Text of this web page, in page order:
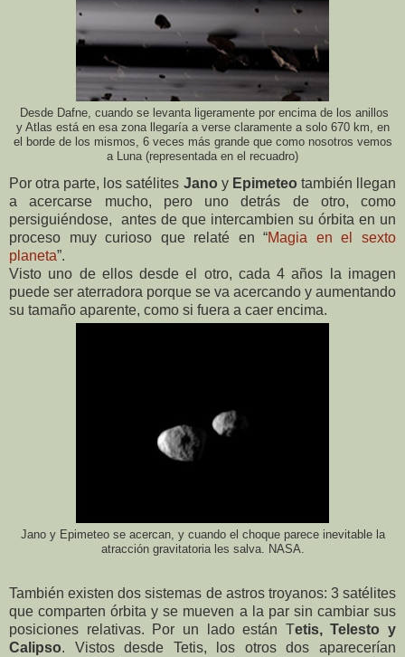
Desde Dafne, cuando se levanta ligeramente por encima de los anillos
y Atlas está en esa zona llegaría a verse claramente a solo 670 km, en
el borde de los mismos, 6 veces más grande que como nosotros vemos
a Luna (representada en el recuadro)
Por otra parte, los satélites Jano y Epimeteo también llegan
a acercarse mucho, pero uno detrás de otro, como
persiguiéndose, antes de que intercambien su órbita en un
proceso muy curioso que relaté en “Magia en el sexto
planeta”.
Visto uno de ellos desde el otro, cada 4 años la imagen
puede ser aterradora porque se va acercando y aumentando
su tamaño aparente, como si fuera a caer encima.
Jano y Epimeteo se acercan, y cuando el choque parece inevitable la
atracción gravitatoria les salva. NASA.
También existen dos sistemas de astros troyanos: 3 satélites
que comparten órbita y se mueven a la par sin cambiar sus
posiciones relativas. Por un lado están Tetis, Telesto y
Calipso. Vistos desde Tetis, los otros dos aparecerían